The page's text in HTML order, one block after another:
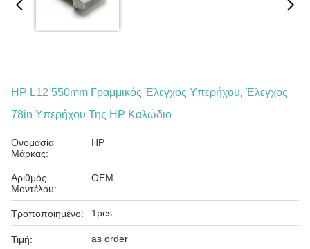
HP L12 550mm Γραμμικός Έλεγχος Υπερήχου, Έλεγχος
78in Υπερήχου Της HP Καλώδιο
Ονομασία
Μάρκας:
HP
Αριθμός
Μοντέλου:
OEM
Τροποποιημένο: 1pcs
Τιμή: as order